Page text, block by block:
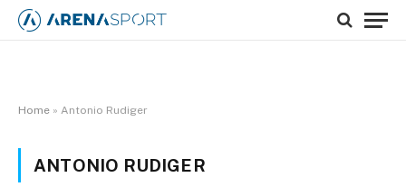
Home » Antonio Rudiger
ANTONIO RUDIGER